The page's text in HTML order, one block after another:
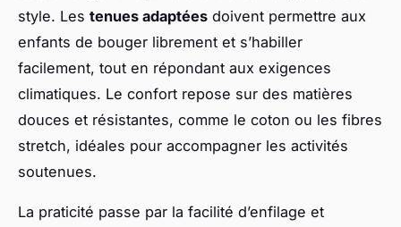
style. Les tenues adaptées doivent permettre aux
enfants de bouger librement et s’habiller
facilement, tout en répondant aux exigences
climatiques. Le confort repose sur des matières
douces et résistantes, comme le coton ou les fibres
stretch, idéales pour accompagner les activités
soutenues.
La praticité passe par la facilité d’enfilage et